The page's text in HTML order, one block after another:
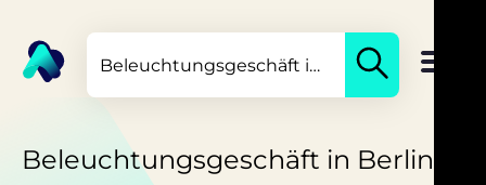
Beleuchtungsgeschäft in Berlin